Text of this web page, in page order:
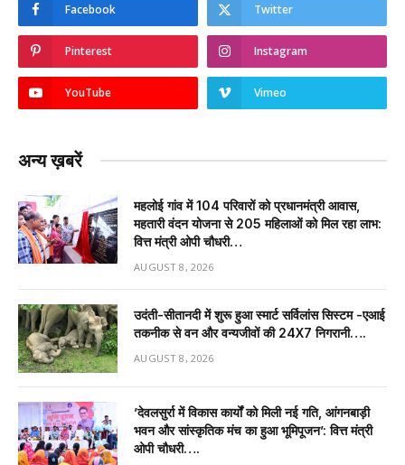
Facebook Twitter
Pinterest Instagram
YouTube Vimeo
अन्य ख़बरें
महलोई गांव में 104 परिवारों को प्रधानमंत्री आवास,
महतारी वंदन योजना से 205 महिलाओं को मिल रहा लाभ:
वित्त मंत्री ओपी चौधरी…
AUGUST 8, 2026
उदंती-सीतानदी में शुरू हुआ स्मार्ट सर्विलांस सिस्टम -एआई
तकनीक से वन और वन्यजीवों की 24X7 निगरानी….
AUGUST 8, 2026
’देवलसुर्रा में विकास कार्यों को मिली नई गति, आंगनबाड़ी
भवन और सांस्कृतिक मंच का हुआ भूमिपूजन’: वित्त मंत्री
ओपी चौधरी….